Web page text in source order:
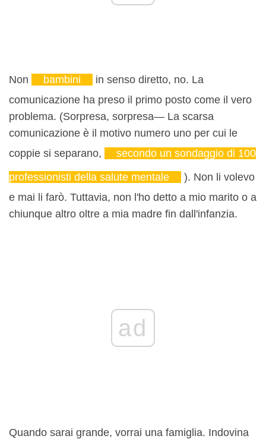
Non bambini
in senso diretto, no. La
comunicazione ha preso il primo posto come il vero
problema. (Sorpresa, sorpresa— La scarsa
comunicazione è il motivo numero uno per cui le
coppie si separano,
secondo un sondaggio di 100
professionisti della salute mentale
). Non li volevo
e mai li farò. Tuttavia, non l'ho detto a mio marito o a
chiunque altro oltre a mia madre fin dall'infanzia.
ad
Quando sarai grande, vorrai una famiglia. Indovina